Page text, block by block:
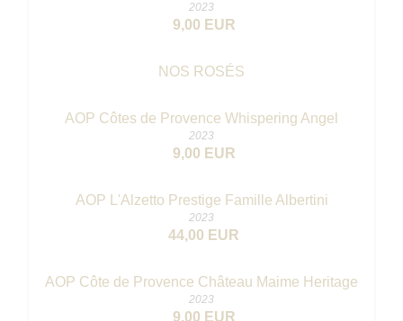
2023
9,00 EUR
NOS ROSÉS
AOP Côtes de Provence Whispering Angel
2023
9,00 EUR
AOP L'Alzetto Prestige Famille Albertini
2023
44,00 EUR
AOP Côte de Provence Château Maime Heritage
2023
9,00 EUR